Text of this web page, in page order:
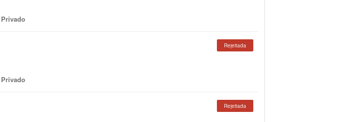
Privado
Rejeitada
Privado
Rejeitada